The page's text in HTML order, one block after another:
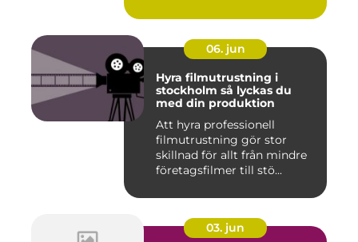
06. jun
Hyra filmutrustning i
stockholm så lyckas du
med din produktion
Att hyra professionell
filmutrustning gör stor
skillnad för allt från mindre
företagsfilmer till stö...
03. jun